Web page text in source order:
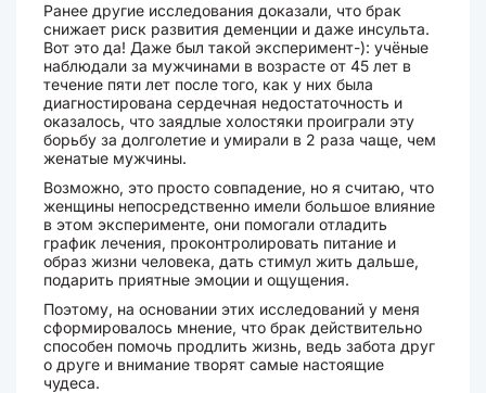
Ранее другие исследования доказали, что брак
снижает риск развития деменции и даже инсульта.
Вот это да! Даже был такой эксперимент-): учёные
наблюдали за мужчинами в возрасте от 45 лет в
течение пяти лет после того, как у них была
диагностирована сердечная недостаточность и
оказалось, что заядлые холостяки проиграли эту
борьбу за долголетие и умирали в 2 раза чаще, чем
женатые мужчины.
Возможно, это просто совпадение, но я считаю, что
женщины непосредственно имели большое влияние
в этом эксперименте, они помогали отладить
график лечения, проконтролировать питание и
образ жизни человека, дать стимул жить дальше,
подарить приятные эмоции и ощущения.
Поэтому, на основании этих исследований у меня
сформировалось мнение, что брак действительно
способен помочь продлить жизнь, ведь забота друг
о друге и внимание творят самые настоящие
чудеса.